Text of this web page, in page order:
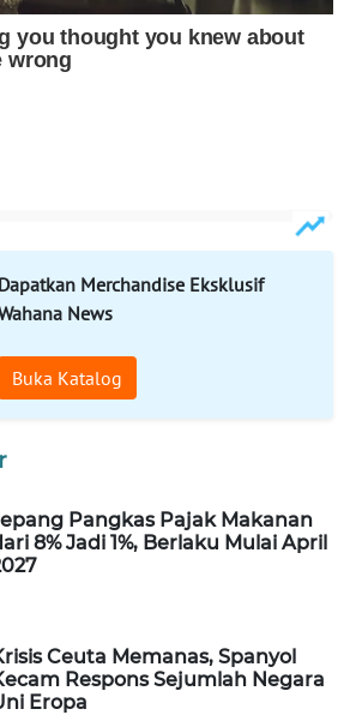
Dapatkan Merchandise Eksklusif
News
Buka Katalog
Pangkas Pajak Makanan
8% Jadi 1%, Berlaku Mulai April
Ceuta Memanas, Spanyol
Respons Sejumlah Negara
Eropa